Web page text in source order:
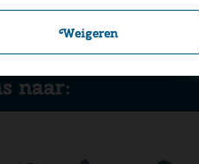
Weigeren
naar: